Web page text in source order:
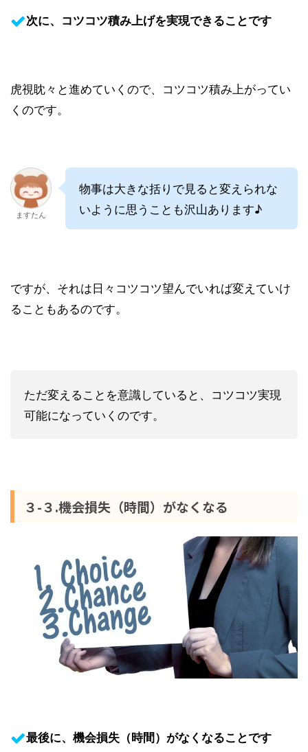
次に、コツコツ積み上げを実現できることです
虎視眈々と進めていくので、コツコツ積み上がってい
くのです。
ますたん
物事は大きな括りで見ると変えられな
いように思うことも沢山あります♪
ですが、それは日々コツコツ望んでいれば変えていけ
ることもあるのです。
ただ変えることを意識していると、コツコツ実現
可能になっていくのです。
３-３.機会損失（時間）がなくなる
最後に、機会損失（時間）がなくなることです